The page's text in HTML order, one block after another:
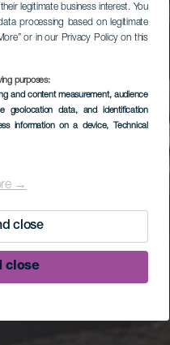
legitimate business interest. You
processing based on legitimate
or in our Privacy Policy on this
purposes:
and content measurement, audience
geolocation data, and identification
information on a device, Technical
→
close
close